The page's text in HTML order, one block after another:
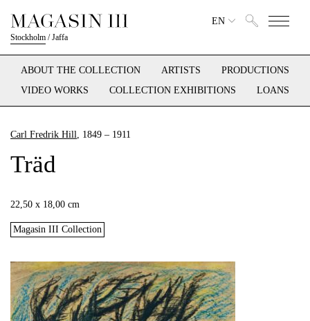
Stockholm /Jaffa
EN
ABOUT THE COLLECTION ARTISTS
PRODUCTIONS
VIDEO WORKS
COLLECTION EXHIBITIONS LOANS
Carl Fredrik Hill, 1849 – 1911
Träd
22,50 x 18,00 cm
Magasin III Collection